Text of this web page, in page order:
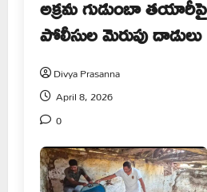
అక్రమ గుడుంబా తయారీపై
పోలీసుల మెరుపు దాడులు
Divya Prasanna
April 8, 2026
0